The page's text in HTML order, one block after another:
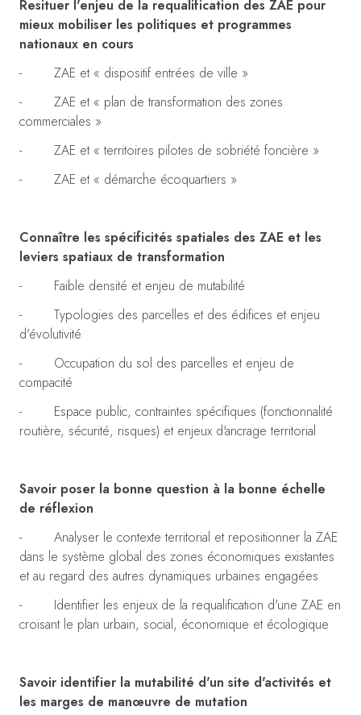
Resituer l'enjeu de la requalification des ZAE pour
mieux mobiliser les politiques et programmes
nationaux en cours
- ZAE et « dispositif entrées de ville »
- ZAE et « plan de transformation des zones
commerciales »
- ZAE et « territoires pilotes de sobriété foncière »
- ZAE et « démarche écoquartiers »
Connaître les spécificités spatiales des ZAE et les
leviers spatiaux de transformation
- Faible densité et enjeu de mutabilité
- Typologies des parcelles et des édifices et enjeu
d'évolutivité
- Occupation du sol des parcelles et enjeu de
compacité
- Espace public, contraintes spécifiques (fonctionnalité
routière, sécurité, risques) et enjeux d'ancrage territorial
Savoir poser la bonne question à la bonne échelle
de réflexion
- Analyser le contexte territorial et repositionner la ZAE
dans le système global des zones économiques existantes
et au regard des autres dynamiques urbaines engagées
- Identifier les enjeux de la requalification d'une ZAE en
croisant le plan urbain, social, économique et écologique
Savoir identifier la mutabilité d'un site d'activités et
les marges de manœuvre de mutation